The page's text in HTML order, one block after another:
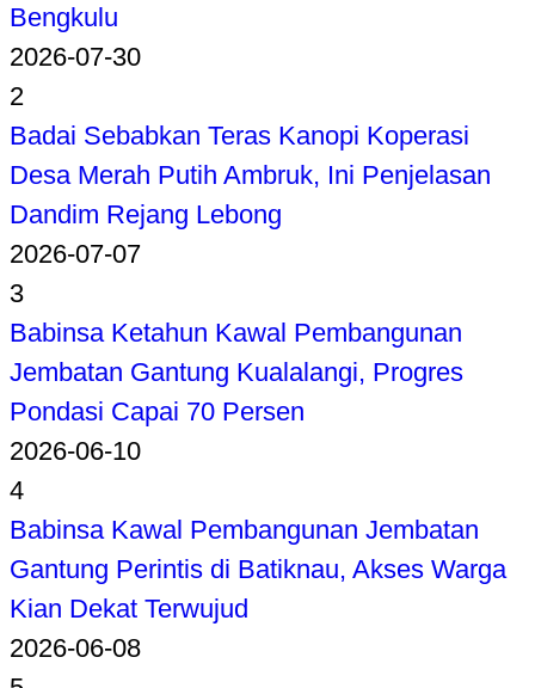
Bengkulu
2026-07-30
2
Badai Sebabkan Teras Kanopi Koperasi
Desa Merah Putih Ambruk, Ini Penjelasan
Dandim Rejang Lebong
2026-07-07
3
Babinsa Ketahun Kawal Pembangunan
Jembatan Gantung Kualalangi, Progres
Pondasi Capai 70 Persen
2026-06-10
4
Babinsa Kawal Pembangunan Jembatan
Gantung Perintis di Batiknau, Akses Warga
Kian Dekat Terwujud
2026-06-08